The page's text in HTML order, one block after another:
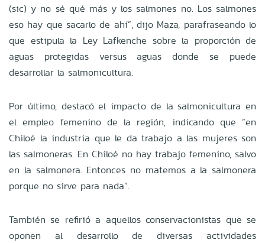
(sic) y no sé qué más y los salmones no. Los salmones
eso hay que sacarlo de ahí”, dijo Maza, parafraseando lo
que estipula la Ley Lafkenche sobre la proporción de
aguas protegidas versus aguas donde se puede
desarrollar la salmonicultura.
Por último, destacó el impacto de la salmonicultura en
el empleo femenino de la región, indicando que “en
Chiloé la industria que le da trabajo a las mujeres son
las salmoneras. En Chiloé no hay trabajo femenino, salvo
en la salmonera. Entonces no matemos a la salmonera
porque no sirve para nada”.
También se refirió a aquellos conservacionistas que se
oponen al desarrollo de diversas actividades